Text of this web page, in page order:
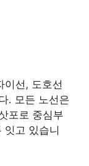
이선, 도호선
. 모든 노선은
포로 중심부
잇고 있습니